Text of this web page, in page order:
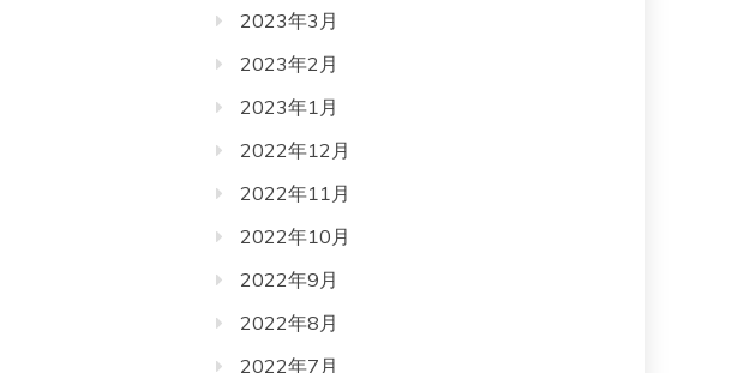
2023年3月
2023年2月
2023年1月
2022年12月
2022年11月
2022年10月
2022年9月
2022年8月
2022年7月